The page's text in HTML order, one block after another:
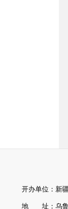
开办单位：新
地 址：乌